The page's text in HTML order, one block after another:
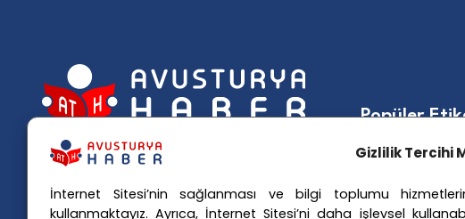
Gizlilik Tercihi
İnternet Sitesi’nin sağlanması ve bilgi toplumu
kullanmaktayız. Ayrıca, İnternet Sitesi’ni daha işlevsel
Avusturya basınındaki haberleri
anında Türkçe'ye çevirerek,
Avusturya'da yaşayan Türklerin ülke
Popüler
Avusturya
Avusturya
Avusturya